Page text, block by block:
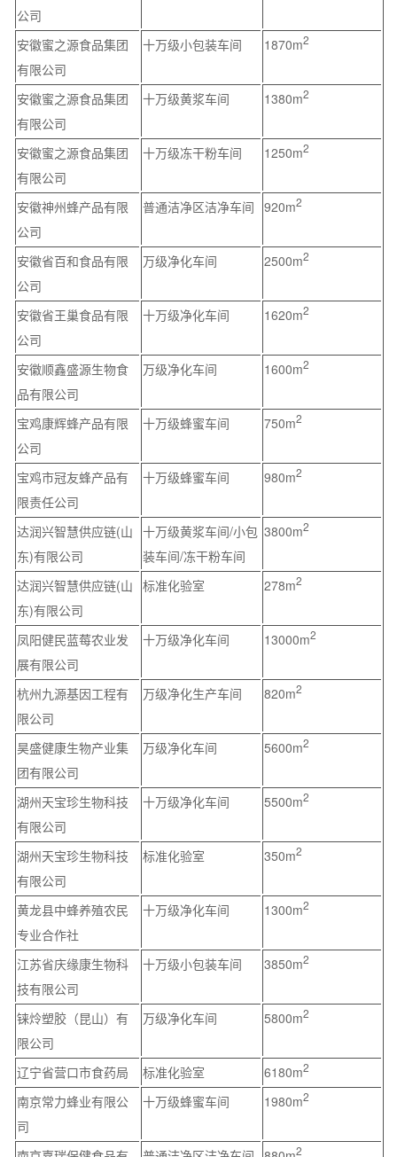
公司
安徽蜜之源食品集团
有限公司
十万级小包装车间 1870m2
安徽蜜之源食品集团
有限公司
十万级黄浆车间 1380m2
安徽蜜之源食品集团
有限公司
十万级冻干粉车间 1250m2
安徽神州蜂产品有限
公司
普通洁净区洁净车间 920m2
安徽省百和食品有限
公司
万级净化车间 2500m2
安徽省王巢食品有限
公司
十万级净化车间 1620m2
安徽顺鑫盛源生物食
品有限公司
万级净化车间 1600m2
宝鸡康辉蜂产品有限
公司
十万级蜂蜜车间 750m2
宝鸡市冠友蜂产品有
限责任公司
十万级蜂蜜车间 980m2
达润兴智慧供应链(山
东)有限公司
十万级黄浆车间/小包
装车间/冻干粉车间
3800m2
达润兴智慧供应链(山
东)有限公司
标准化验室 278m2
凤阳健民蓝莓农业发
展有限公司
十万级净化车间 13000m2
杭州九源基因工程有
限公司
万级净化生产车间 820m2
昊盛健康生物产业集
团有限公司
万级净化车间 5600m2
湖州天宝珍生物科技
有限公司
十万级净化车间 5500m2
湖州天宝珍生物科技
有限公司
标准化验室 350m2
黄龙县中蜂养殖农民
专业合作社
十万级净化车间 1300m2
江苏省庆缘康生物科
技有限公司
十万级小包装车间 3850m2
铼炩塑胶（昆山）有
限公司
万级净化车间 5800m2
辽宁省营口市食药局 标准化验室 6180m2
南京常力蜂业有限公
司
十万级蜂蜜车间 1980m2
2